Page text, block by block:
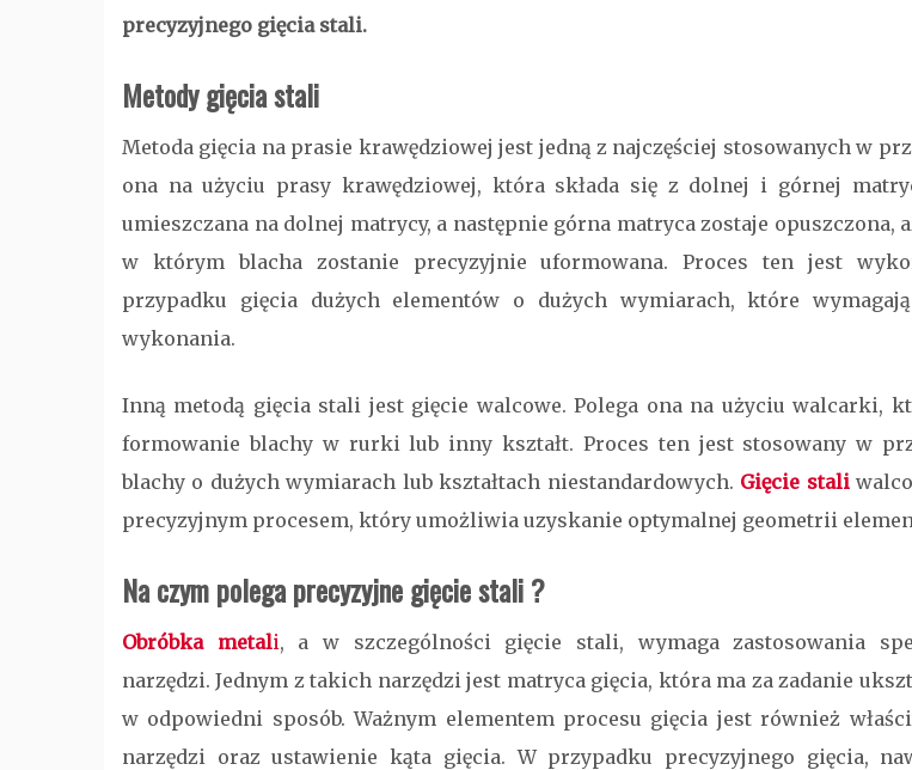
precyzyjnego gięcia stali.
Metody gięcia stali
Metoda gięcia na prasie krawędziowej jest jedną z najczęściej stosowanych w
ona na użyciu prasy krawędziowej, która składa się z dolnej i górnej
umieszczana na dolnej matrycy, a następnie górna matryca zostaje opuszczona,
w którym blacha zostanie precyzyjnie uformowana. Proces ten jest
przypadku gięcia dużych elementów o dużych wymiarach, które
wykonania.
Inną metodą gięcia stali jest gięcie walcowe. Polega ona na użyciu walcarki,
formowanie blachy w rurki lub inny kształt. Proces ten jest stosowany w
blachy o dużych wymiarach lub kształtach niestandardowych. Gięcie stali
precyzyjnym procesem, który umożliwia uzyskanie optymalnej geometrii
Na czym polega precyzyjne gięcie stali ?
Obróbka metali, a w szczególności gięcie stali, wymaga zastosowania
narzędzi. Jednym z takich narzędzi jest matryca gięcia, która ma za zadanie
w odpowiedni sposób. Ważnym elementem procesu gięcia jest również
narzędzi oraz ustawienie kąta gięcia. W przypadku precyzyjnego gięcia,